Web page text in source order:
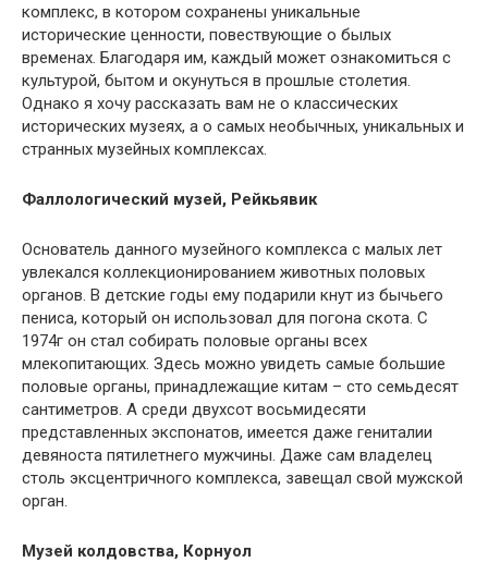
комплекс, в котором сохранены уникальные
исторические ценности, повествующие о былых
временах. Благодаря им, каждый может ознакомиться с
культурой, бытом и окунуться в прошлые столетия.
Однако я хочу рассказать вам не о классических
исторических музеях, а о самых необычных, уникальных и
странных музейных комплексах.
Фаллологический музей, Рейкьявик
Основатель данного музейного комплекса с малых лет
увлекался коллекционированием животных половых
органов. В детские годы ему подарили кнут из бычьего
пениса, который он использовал для погона скота. С
1974г он стал собирать половые органы всех
млекопитающих. Здесь можно увидеть самые большие
половые органы, принадлежащие китам – сто семьдесят
сантиметров. А среди двухсот восьмидесяти
представленных экспонатов, имеется даже гениталии
девяноста пятилетнего мужчины. Даже сам владелец
столь эксцентричного комплекса, завещал свой мужской
орган.
Музей колдовства, Корнуол